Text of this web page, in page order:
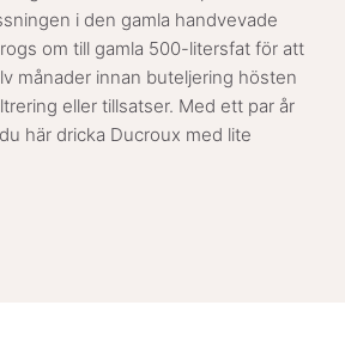
i den gamla handvevade
om till gamla 500-litersfat för att
månader innan buteljering hösten
eller tillsatser. Med ett par år
här dricka Ducroux med lite